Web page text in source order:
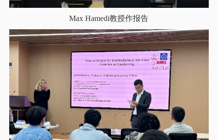
Max Hamedi教授作报告